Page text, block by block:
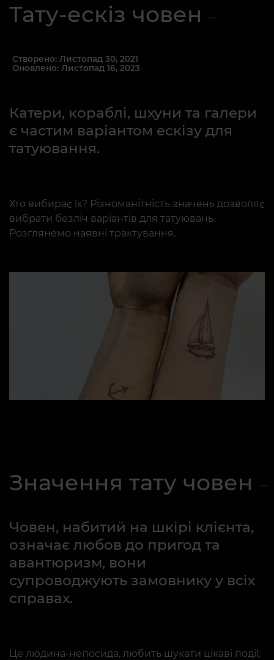
Тату-ескіз човен
Створено: Листопад 30, 2021
Оновлено: Листопад 16, 2023
Катери, кораблі, шхуни та галери
є частим варіантом ескізу для
татуювання.
Хто вибирає їх? Різноманітність значень дозволяє
вибрати безліч варіантів для татуювань.
Розглянемо наявні трактування.
Значення тату човен
Човен, набитий на шкірі клієнта,
означає любов до пригод та
авантюризм, вони
супроводжують замовнику у всіх
справах.
Це людина-непосида, любить шукати цікаві події,